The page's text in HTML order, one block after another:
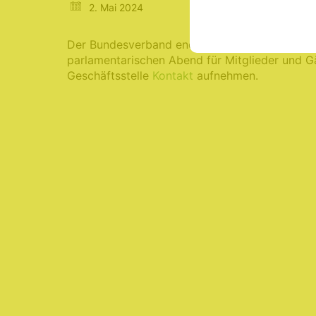
2. Mai 2024
Der Bundesverband energieeffiziente
parlamentarischen Abend für Mitglieder und
Geschäftsstelle Kontakt aufnehmen.